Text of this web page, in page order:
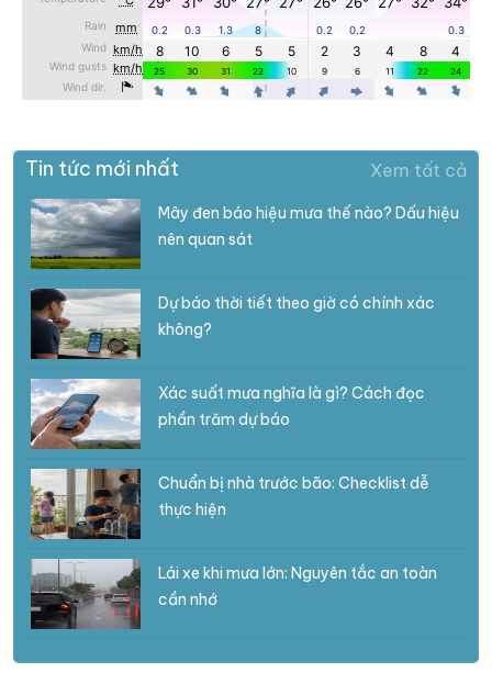
Tin tức mới nhất Xem tất cả
Mây đen báo hiệu mưa thế nào? Dấu hiệu
nên quan sát
Dự báo thời tiết theo giờ có chính xác
không?
Xác suất mưa nghĩa là gì? Cách đọc
phần trăm dự báo
Chuẩn bị nhà trước bão: Checklist dễ
thực hiện
Lái xe khi mưa lớn: Nguyên tắc an toàn
cần nhớ